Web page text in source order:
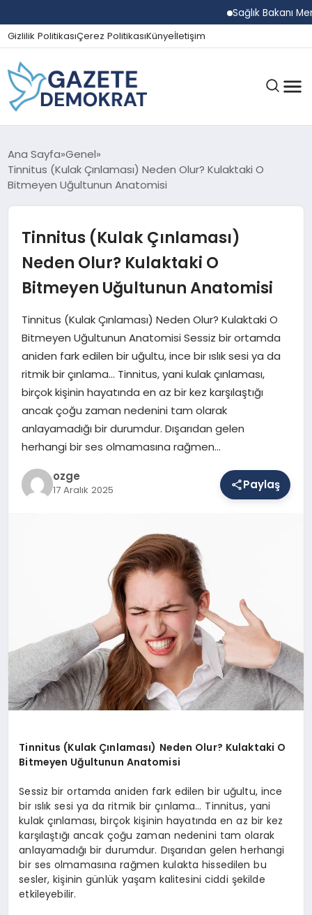
Sağlık Bakanı
Gizlilik PolitikasıÇerez PolitikasıKünyeİletişim
GÜNDEM
EKONOMI
SPOR
SAĞLIK
EĞITIM
Ana Sayfa Genel
Tinnitus (Kulak Çınlaması) Neden Olur? Kulaktaki O
Bitmeyen Uğultunun Anatomisi
Tinnitus (Kulak Çınlaması)
Neden Olur? Kulaktaki O
Bitmeyen Uğultunun Anatomisi
Tinnitus (Kulak Çınlaması) Neden Olur? Kulaktaki O
Bitmeyen Uğultunun Anatomisi Sessiz bir ortamda
aniden fark edilen bir uğultu, ince bir ıslık sesi ya da
ritmik bir çınlama… Tinnitus, yani kulak çınlaması,
birçok kişinin hayatında en az bir kez karşılaştığı
ancak çoğu zaman nedenini tam olarak
anlayamadığı bir durumdur. Dışarıdan gelen
herhangi bir ses olmamasına rağmen…
ozge
17 Aralık 2025 Paylaş
Tinnitus (Kulak Çınlaması) Neden Olur? Kulaktaki O
Bitmeyen Uğultunun Anatomisi
Sessiz bir ortamda aniden fark edilen bir uğultu, ince
bir ıslık sesi ya da ritmik bir çınlama… Tinnitus, yani
kulak çınlaması, birçok kişinin hayatında en az bir kez
karşılaştığı ancak çoğu zaman nedenini tam olarak
anlayamadığı bir durumdur. Dışarıdan gelen herhangi
bir ses olmamasına rağmen kulakta hissedilen bu
sesler, kişinin günlük yaşam kalitesini ciddi şekilde
etkileyebilir.